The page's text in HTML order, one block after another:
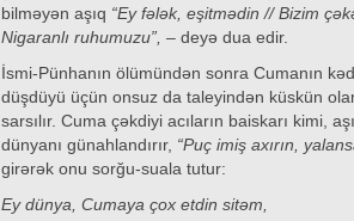
bilməyən aşıq “Ey fələk, eşitmədin // Bizim
Nigaranlı ruhumuzu”, – deyə dua edir.
İsmi-Pünhanın ölümündən sonra Cumanın
düşdüyü üçün onsuz da taleyindən küskün
sarsılır. Cuma çəkdiyi acıların baiskarı kimi,
dünyanı günahlandırır, “Puç imiş axırın,
girərək onu sorğu-suala tutur:
Ey dünya, Cumaya çox etdin sitəm,